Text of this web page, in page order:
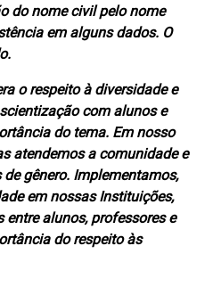
do nome civil pelo nome
em alguns dados. O
o respeito à diversidade e
com alunos e
do tema. Em nosso
atendemos a comunidade e
gênero. Implementamos,
em nossas Instituições,
alunos, professores e
do respeito às